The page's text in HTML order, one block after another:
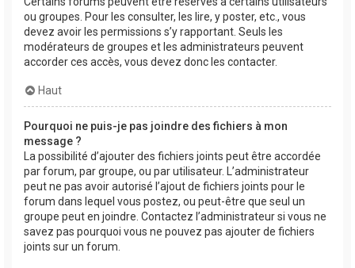
ou groupes. Pour les consulter, les lire, y poster, etc., vous
devez avoir les permissions s’y rapportant. Seuls les
modérateurs de groupes et les administrateurs peuvent
accorder ces accès, vous devez donc les contacter.
Haut
Pourquoi ne puis-je pas joindre des fichiers à mon
message ?
La possibilité d’ajouter des fichiers joints peut être accordée
par forum, par groupe, ou par utilisateur. L’administrateur
peut ne pas avoir autorisé l’ajout de fichiers joints pour le
forum dans lequel vous postez, ou peut-être que seul un
groupe peut en joindre. Contactez l’administrateur si vous ne
savez pas pourquoi vous ne pouvez pas ajouter de fichiers
joints sur un forum.